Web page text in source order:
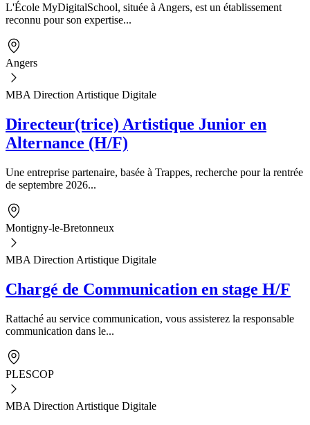
L'École MyDigitalSchool, située à Angers, est un établissement
reconnu pour son expertise...
Angers
MBA Direction Artistique Digitale
Directeur(trice) Artistique Junior en
Alternance (H/F)
Une entreprise partenaire, basée à Trappes, recherche pour la rentrée
de septembre 2026...
Montigny-le-Bretonneux
MBA Direction Artistique Digitale
Chargé de Communication en stage H/F
Rattaché au service communication, vous assisterez la responsable
communication dans le...
PLESCOP
MBA Direction Artistique Digitale